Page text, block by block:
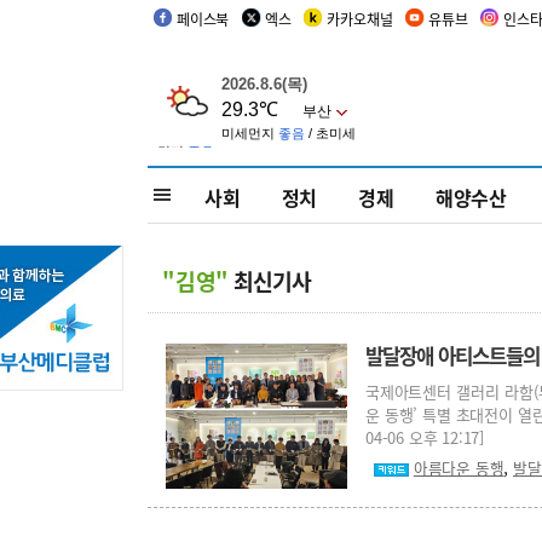
페이스북 엑스 카카오채널 유튜브 인스
사회 정치 경제 해양수산
"김영" 최신기사
발달장애 아티스트들
국제아트센터 갤러리 라함
운 동행’ 특별 초대전이
04-06 오후 12:17]
아름다운 동행, 발